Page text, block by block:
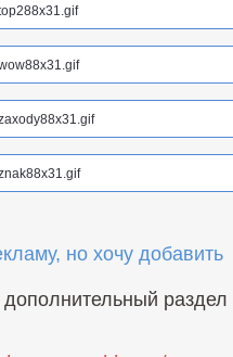
но хочу добавить
раздел